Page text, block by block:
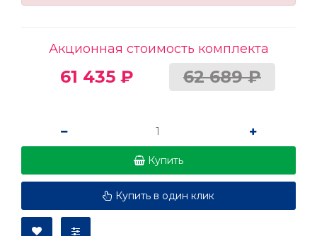
Акционная стоимость комплекта
61 435 ₽ 62 689 ₽
Купить
Купить в один клик